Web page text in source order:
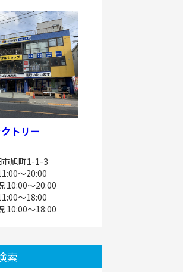
トリー
旭町1-1-3
～20:00
10:00～20:00
～18:00
10:00～18:00
索